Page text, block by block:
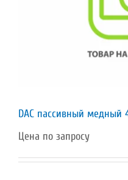
DAC пассивный медный
Цена по запросу